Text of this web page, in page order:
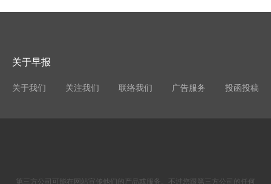
关于早报
关于我们 关注我们 联络我们 广告服务 投函投稿
第三方公司可能在网站宣传他们的产品或服务。不过您跟第三方公司的任何